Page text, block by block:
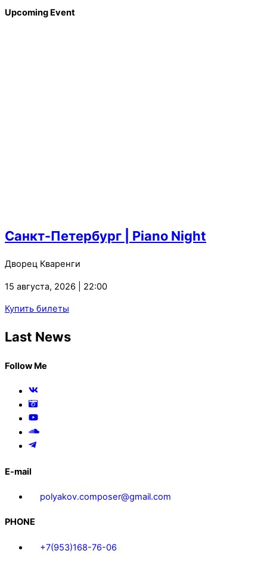
Upcoming Event
Санкт-Петербург | Piano Night
Дворец Кваренги
15 августа, 2026 | 22:00
Купить билеты
Last News
Follow Me
E-mail
polyakov.composer@gmail.com
PHONE
+7(953)168-76-06